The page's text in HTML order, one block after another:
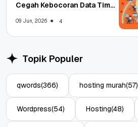
Cegah Kebocoran Data Tim
09 Jun, 2026 4
Topik Populer
qwords(366) hosting murah(57)
Wordpress(54) Hosting(48)